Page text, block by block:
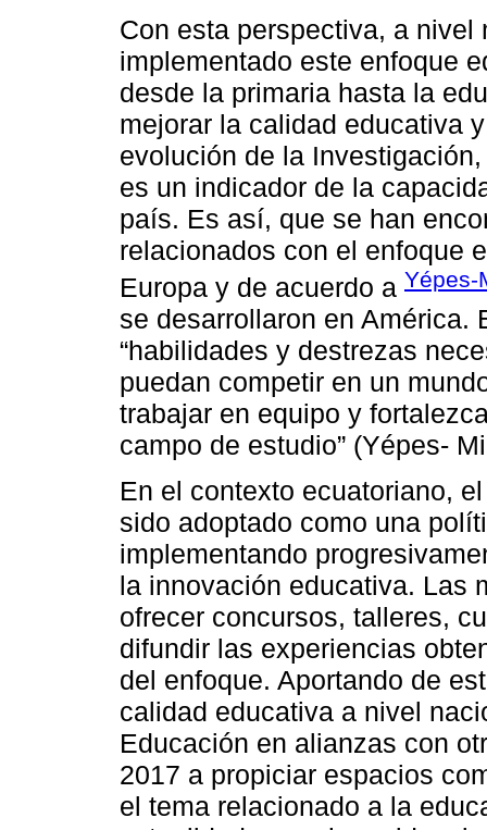
Con esta perspectiva, a
implementado este enfoque
desde la primaria hasta la
mejorar la calidad educativa
evolución de la
es un indicador de la
país. Es así, que se han
relacionados con el enfoque
Europa y de acuerdo a Yépes-
se desarrollaron en América.
“habilidades y destrezas
puedan competir en un
trabajar en equipo y
campo de estudio” (Yépes-
En el contexto ecuatoriano,
sido adoptado como una
implementando
la innovación educativa. Las
ofrecer concursos, talleres,
difundir las experiencias
del enfoque. Aportando de
calidad educativa a nivel
Educación en alianzas con
2017 a propiciar espacios
el tema relacionado a la